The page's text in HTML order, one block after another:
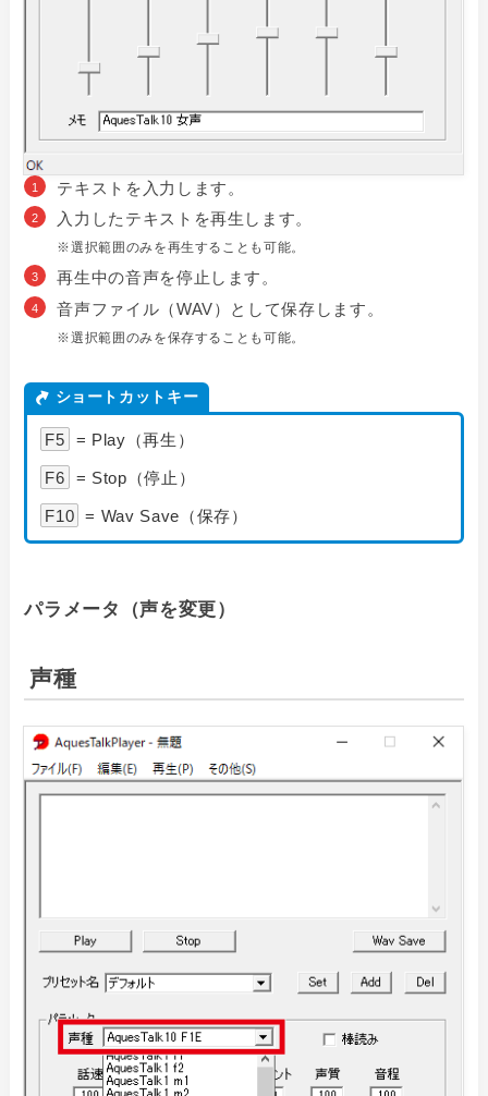
テキストを入力します。
入力したテキストを再生します。
※選択範囲のみを再生することも可能。
再生中の音声を停止します。
音声ファイル（WAV）として保存します。
※選択範囲のみを保存することも可能。
ショートカットキー
F5 = Play（再生）
F6 = Stop（停止）
F10 = Wav Save（保存）
パラメータ（声を変更）
声種